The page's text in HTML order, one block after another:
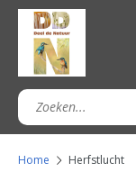
Home Herfstlucht